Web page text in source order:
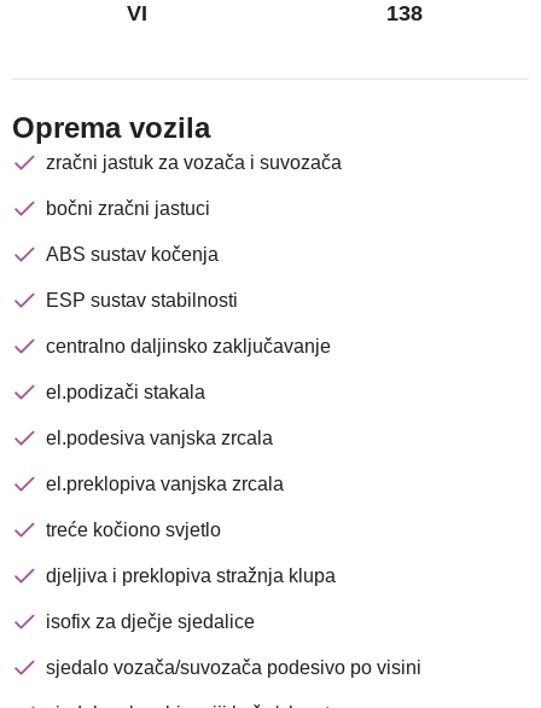
VI 138
Oprema vozila
zračni jastuk za vozača i suvozača
bočni zračni jastuci
ABS sustav kočenja
ESP sustav stabilnosti
centralno daljinsko zaključavanje
el.podizači stakala
el.podesiva vanjska zrcala
el.preklopiva vanjska zrcala
treće kočiono svjetlo
djeljiva i preklopiva stražnja klupa
isofix za dječje sjedalice
sjedalo vozača/suvozača podesivo po visini